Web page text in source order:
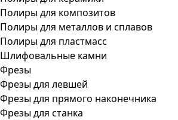
Полиры для композитов
Полиры для металлов и сплавов
Полиры для пластмасс
Шлифовальные камни
Фрезы
Фрезы для левшей
Фрезы для прямого наконечника
Фрезы для станка